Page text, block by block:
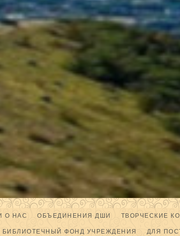
О НАС ОБЪЕДИНЕНИЯ ДШИ ТВОРЧЕСКИЕ
БИБЛИОТЕЧНЫЙ ФОНД УЧРЕЖДЕНИЯ ДЛЯ